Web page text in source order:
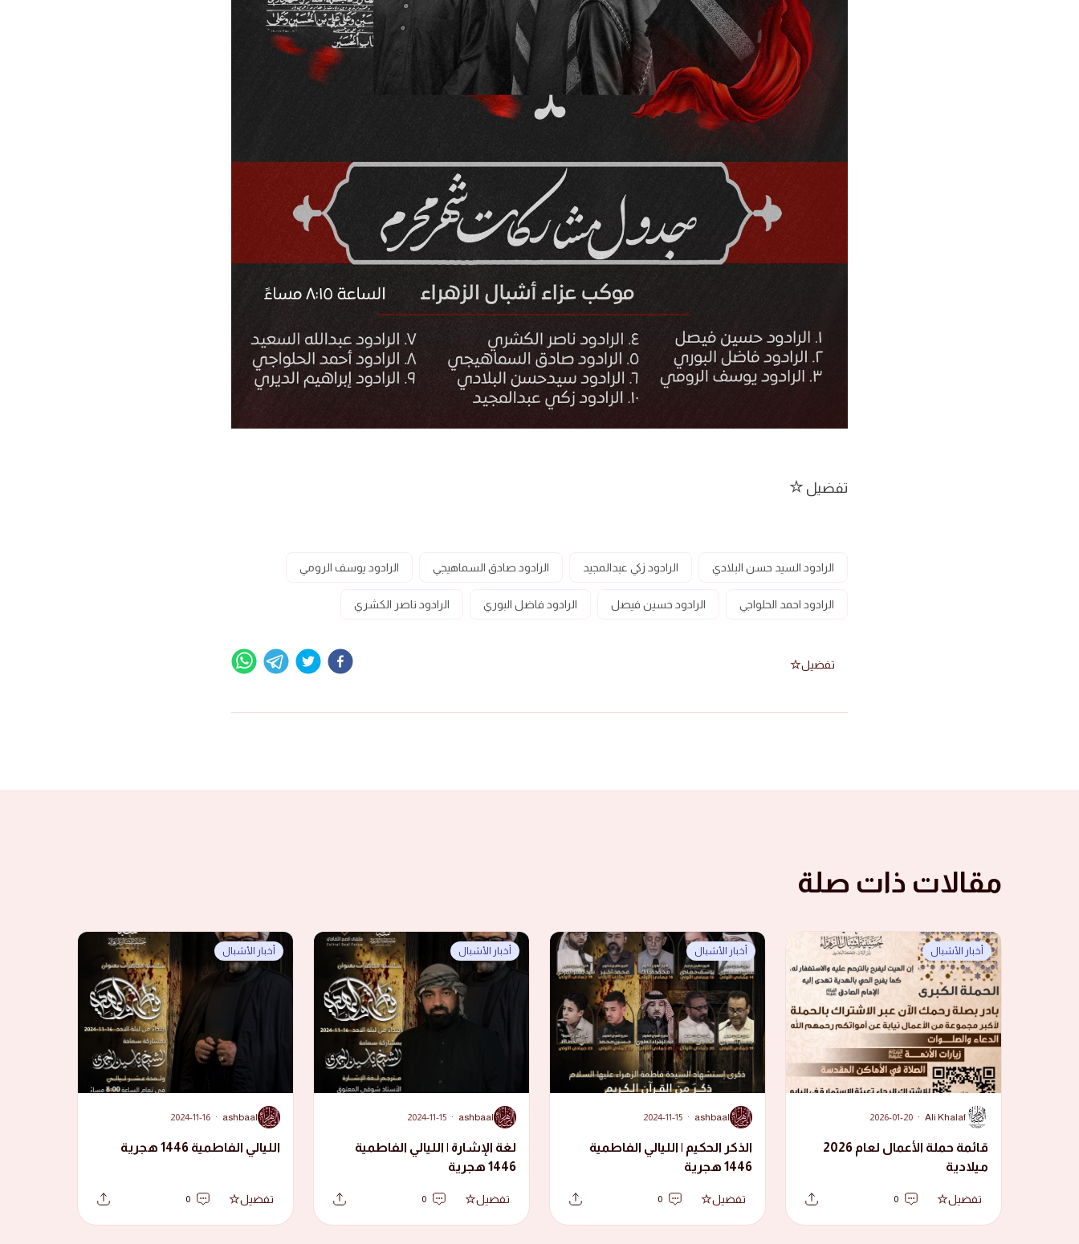
تفضيل
الرادود السيد حسن البلادي الرادود زكي عبدالمجيد الرادود صادق السماهيجي الرادود يوسف الرومي
الرادود احمد الحلواجي الرادود حسين فيصل الرادود فاضل البوري الرادود ناصر الكشري
تفضيل
مقالات ذات صلة
أخبار الأشبال
A
Ali Khalaf
·
2026-01-20
قائمة حملة الأعمال لعام 2026
ميلادية
تفضيل 0
أخبار الأشبال
A
ashbaal
·
2024-11-15
الذكر الحكيم | الليالي الفاطمية
1446 هجرية
تفضيل 0
أخبار الأشبال
A
ashbaal
·
2024-11-15
لغة الإشارة | الليالي الفاطمية
1446 هجرية
تفضيل 0
أخبار الأشبال
A
ashbaal
·
2024-11-16
الليالي الفاطمية 1446 هجرية
تفضيل 0